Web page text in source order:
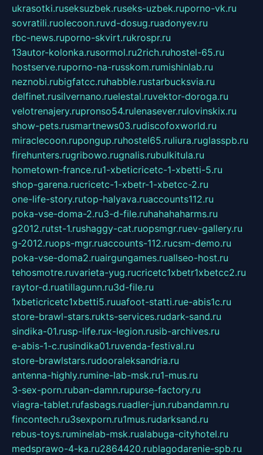
ukrasotki.ruseksuzbek.ruseks-uzbek.ruporno-vk.ru
sovratili.ruolecoon.ruvd-dosug.ruadonyev.ru
rbc-news.ruporno-skvirt.rukrospr.ru
13autor-kolonka.rusormol.ru2rich.ruhostel-65.ru
hostserve.ruporno-na-russkom.rumishinlab.ru
neznobi.rubigfatcc.ruhabble.rustarbucksvia.ru
delfinet.rusilvernano.ruelestal.ruvektor-doroga.ru
velotrenajery.rupronso54.rulenasever.rulovinskix.ru
show-pets.rusmartnews03.rudiscofoxworld.ru
miraclecoon.rupongup.ruhostel65.ruliura.ruglasspb.ru
firehunters.rugribowo.rugnalis.rubulkitula.ru
hometown-france.ru1-xbeticricetc-1-xbetti-5.ru
shop-garena.rucricetc-1-xbetr-1-xbetcc-2.ru
one-life-story.rutop-halyava.ruaccounts112.ru
poka-vse-doma-2.ru3-d-file.ruhahahaharms.ru
g2012.rutst-1.rushaggy-cat.ruopsmgr.ruev-gallery.ru
g-2012.ruops-mgr.ruaccounts-112.rucsm-demo.ru
poka-vse-doma2.ruairgungames.ruallseo-host.ru
tehosmotre.ruvarieta-yug.rucricetc1xbetr1xbetcc2.ru
raytor-d.ruatillagunn.ru3d-file.ru
1xbeticricetc1xbetti5.ruuafoot-statti.rue-abis1c.ru
store-brawl-stars.rukts-services.rudark-sand.ru
sindika-01.rusp-life.rux-legion.rusib-archives.ru
e-abis-1-c.rusindika01.ruvenda-festival.ru
store-brawlstars.rudooraleksandria.ru
antenna-highly.rumine-lab-msk.ru1-mus.ru
3-sex-porn.ruban-damn.rupurse-factory.ru
viagra-tablet.rufasbags.ruadler-jun.rubandamn.ru
fincontech.ru3sexporn.ru1mus.rudarksand.ru
rebus-toys.ruminelab-msk.rualabuga-cityhotel.ru
medsprawo-4-ka.ru2864420.rublagodarenie-spb.ru